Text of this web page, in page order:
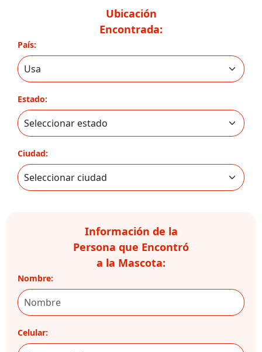
Ubicación
Encontrada:
País:
Estado:
Ciudad:
Información de la
Persona que Encontró
a la Mascota:
Nombre:
Celular: